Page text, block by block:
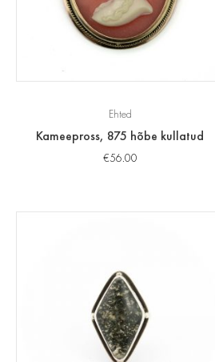
Ehted
Kameepross, 875 hõbe kullatud
€56.00